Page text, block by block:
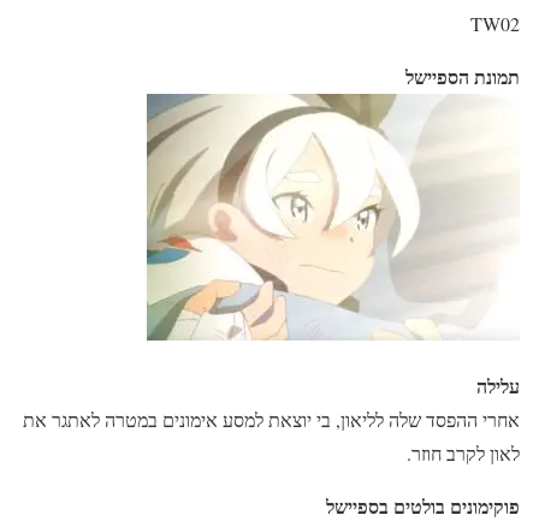
TW02
תמונת הספיישל
עלילה
אחרי ההפסד שלה לליאון, בי יוצאת למסע אימונים במטרה לאתגר את
לאון לקרב חוזר.
פוקימונים בולטים בספיישל